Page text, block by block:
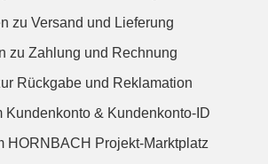
zu Versand und Lieferung
zu Zahlung und Rechnung
Rückgabe und Reklamation
Kundenkonto & Kundenkonto-ID
HORNBACH Projekt-Marktplatz